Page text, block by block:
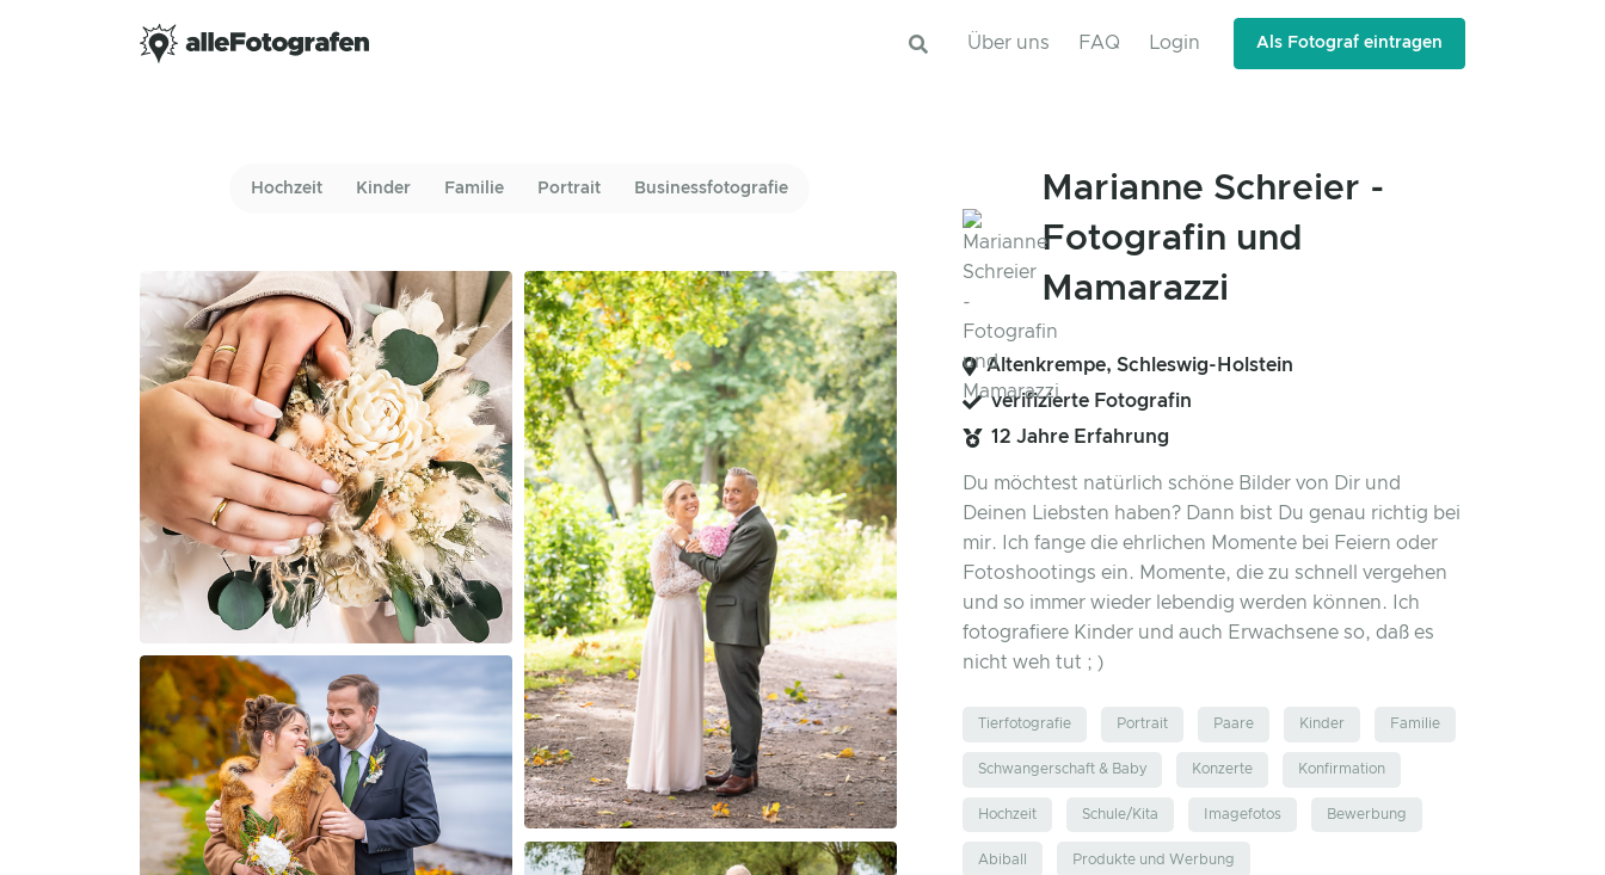
Über uns FAQ Login Als Fotograf eintragen
Hochzeit Kinder Familie Portrait Businessfotografie
Marianne Schreier -
Fotografin und
Mamarazzi
Altenkrempe, Schleswig-Holstein
verifizierte Fotografin
12 Jahre Erfahrung
Du möchtest natürlich schöne Bilder von Dir und
Deinen Liebsten haben? Dann bist Du genau richtig bei
mir. Ich fange die ehrlichen Momente bei Feiern oder
Fotoshootings ein. Momente, die zu schnell vergehen
und so immer wieder lebendig werden können. Ich
fotografiere Kinder und auch Erwachsene so, daß es
nicht weh tut ; )
Tierfotografie Portrait Paare Kinder Familie
Schwangerschaft & Baby Konzerte Konfirmation
Hochzeit Schule/Kita Imagefotos Bewerbung
Abiball Produkte und Werbung